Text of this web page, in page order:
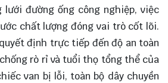
lưới đường ống công nghiệp, việc
chất lượng đóng vai trò cốt lõi.
định trực tiếp đến độ an toàn
rò rỉ và tuổi thọ tổng thể của
van bị lỗi, toàn bộ dây chuyền